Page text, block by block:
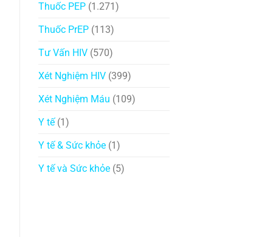
Thuốc PEP(1.271)
Thuốc PrEP(113)
Tư Vấn HIV(570)
Xét Nghiệm HIV(399)
Xét Nghiệm Máu (109)
Y tế(1)
Y tế & Sức khỏe(1)
Y tế và Sức khỏe(5)